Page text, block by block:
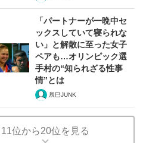
「パートナーが一晩中セ
ックスしていて寝られな
い」と解散に至った女子
ペアも…オリンピック選
手村の“知られざる性事
情”とは
辰巳JUNK
11位から20位を見る